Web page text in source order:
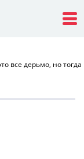
все дерьмо, но тогда